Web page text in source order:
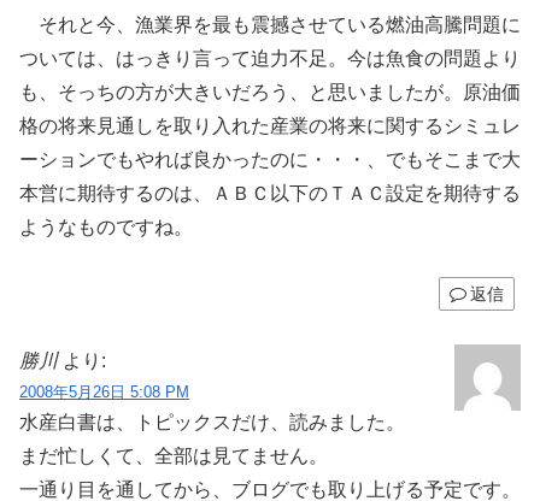
それと今、漁業界を最も震撼させている燃油高騰問題に
ついては、はっきり言って迫力不足。今は魚食の問題より
も、そっちの方が大きいだろう、と思いましたが。原油価
格の将来見通しを取り入れた産業の将来に関するシミュレ
ーションでもやれば良かったのに・・・、でもそこまで大
本営に期待するのは、ＡＢＣ以下のＴＡＣ設定を期待する
ようなものですね。
返信
勝川 より:
2008年5月26日 5:08 PM
水産白書は、トピックスだけ、読みました。
まだ忙しくて、全部は見てません。
一通り目を通してから、ブログでも取り上げる予定です。